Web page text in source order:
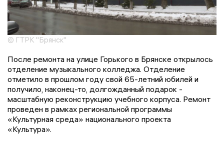
© ГТРК "Брянск"
После ремонта на улице Горького в Брянске открылось
отделение музыкального колледжа. Отделение
отметило в прошлом году свой 65-летний юбилей и
получило, наконец-то, долгожданный подарок -
масштабную реконструкцию учебного корпуса. Ремонт
проведен в рамках региональной программы
«Культурная среда» национального проекта
«Культура».